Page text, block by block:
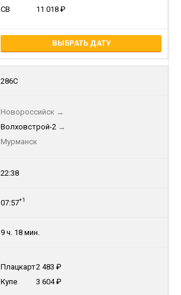
СВ
11 018
ВЫБРАТЬ ДАТУ
286С
Новороссийск →
Волховстрой-2 →
Мурманск
22:38
07:57+1
9 ч. 18 мин.
Плацкарт2 483
Купе
3 604